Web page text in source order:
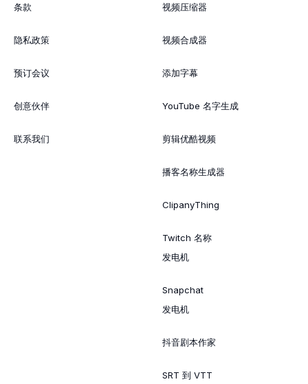
条款
隐私政策
预订会议
创意伙伴
联系我们
视频压缩器
视频合成器
添加字幕
YouTube 名字生成
剪辑优酷视频
播客名称生成器
ClipanyThing
Twitch 名称
发电机
Snapchat
发电机
抖音剧本作家
SRT 到 VTT